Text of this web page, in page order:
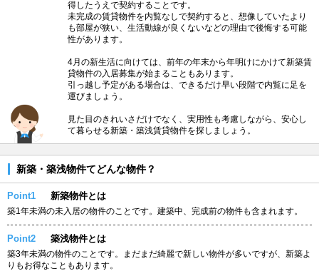
得したうえで契約することです。
未完成の賃貸物件を内覧なしで契約すると、想像していたより
も部屋が狭い、生活動線が良くないなどの理由で後悔する可能
性があります。
4月の新生活に向けては、前年の年末から年明けにかけて新築賃
貸物件の入居募集が始まることもあります。
引っ越し予定がある場合は、できるだけ早い段階で内覧に足を
運びましょう。
見た目のきれいさだけでなく、実用性も考慮しながら、安心し
て暮らせる新築・築浅賃貸物件を探しましょう。
新築・築浅物件てどんな物件？
Point1 新築物件とは
築1年未満の未入居の物件のことです。建築中、完成前の物件も含まれます。
Point2 築浅物件とは
築3年未満の物件のことです。まだまだ綺麗で新しい物件が多いですが、新築よ
りもお得なこともあります。